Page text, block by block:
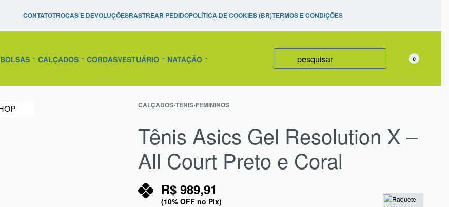
confira!
CONTATOTROCAS E DEVOLUÇÕESRASTREAR PEDIDOPOLÍTICA DE COOKIES (BR)TERMOS E CONDIÇÕES
BOLSAS CALÇADOS CORDASVESTUÁRIO NATAÇÃO 0
CALÇADOS›TÊNIS›FEMININOS
Tênis Asics Gel Resolution X –
All Court Preto e Coral
R$989,91
(10% OFF no Pix)